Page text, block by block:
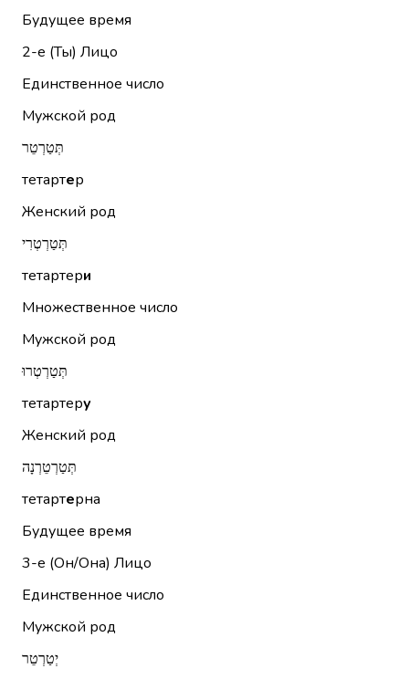
Будущее время
2-е (Ты) Лицо
Единственное число
Мужской род
תְּטַרְטֵר
тетартер
Женский род
תְּטַרְטְרִי
тетартери
Множественное число
Мужской род
תְּטַרְטְרוּ
тетартеру
Женский род
תְּטַרְטֵרְנָה
тетартерна
Будущее время
3-е (Он/Она) Лицо
Единственное число
Мужской род
יְטַרְטֵר